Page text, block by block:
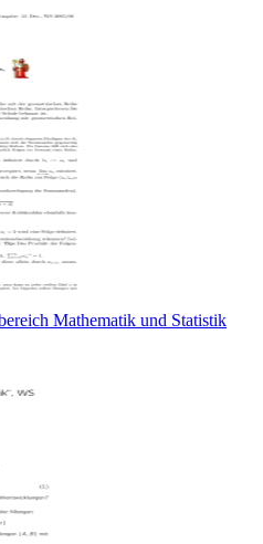
Mathematik und Statistik